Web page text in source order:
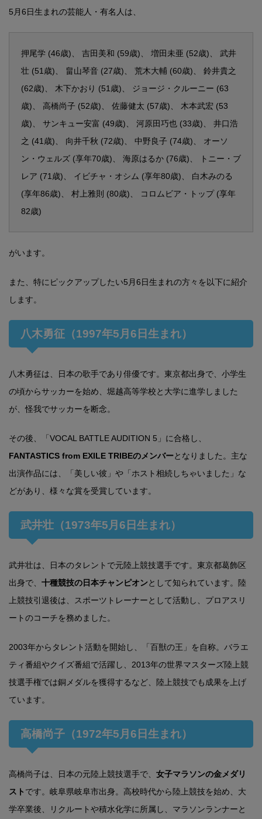
5月6日生まれの芸能人・有名人は、
押尾学 (46歳)、 吉田美和 (59歳)、 増田未亜 (52歳)、 武井
壮 (51歳)、 畠山琴音 (27歳)、 荒木大輔 (60歳)、 鈴井貴之
(62歳)、 木下かおり (51歳)、 ジョージ・クルーニー (63
歳)、 高橋尚子 (52歳)、 佐藤健太 (57歳)、 木本武宏 (53
歳)、 サンキュー安富 (49歳)、 河原田巧也 (33歳)、 井口浩
之 (41歳)、 向井千秋 (72歳)、 中野良子 (74歳)、 オーソ
ン・ウェルズ (享年70歳)、 海原はるか (76歳)、 トニー・ブ
レア (71歳)、 イビチャ・オシム (享年80歳)、 白木みのる
(享年86歳)、 村上雅則 (80歳)、 コロムビア・トップ (享年
82歳)
がいます。
また、特にピックアップしたい5月6日生まれの方々を以下に紹介
します。
八木勇征（1997年5月6日生まれ）
八木勇征は、日本の歌手であり俳優です。東京都出身で、小学生
の頃からサッカーを始め、堀越高等学校と大学に進学しました
が、怪我でサッカーを断念。
その後、「VOCAL BATTLE AUDITION 5」に合格し、
FANTASTICS from EXILE TRIBEのメンバーとなりました。主な
出演作品には、「美しい彼」や「ホスト相続しちゃいました」な
どがあり、様々な賞を受賞しています。
武井壮（1973年5月6日生まれ）
武井壮は、日本のタレントで元陸上競技選手です。東京都葛飾区
出身で、 十種競技の日本チャンピオンとして知られています。陸
上競技引退後は、スポーツトレーナーとして活動し、プロアスリ
ートのコーチを務めました。
2003年からタレント活動を開始し、「百獣の王」を自称。バラエ
ティ番組やクイズ番組で活躍し、2013年の世界マスターズ陸上競
技選手権では銅メダルを獲得するなど、陸上競技でも成果を上げ
ています。
高橋尚子（1972年5月6日生まれ）
高橋尚子は、日本の元陸上競技選手で、 女子マラソンの金メダリ
スト です。岐阜県岐阜市出身。高校時代から陸上競技を始め、大
学卒業後、リクルートや積水化学に所属し、マラソンランナーと